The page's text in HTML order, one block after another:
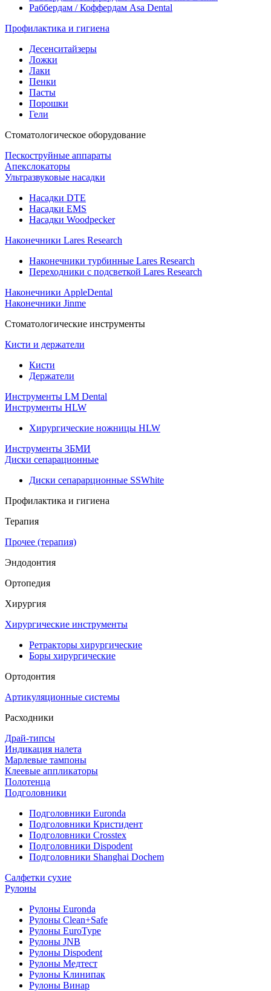
Раббердам / Коффердам Asa Dental
Профилактика и гигиена
Десенситайзеры
Ложки
Лаки
Пенки
Пасты
Порошки
Гели
Стоматологическое оборудование
Пескоструйные аппараты
Апекслокаторы
Ультразвуковые насадки
Насадки DTE
Насадки EMS
Насадки Woodpecker
Наконечники Lares Research
Наконечники турбинные Lares Research
Переходники с подсветкой Lares Research
Наконечники AppleDental
Наконечники Jinme
Стоматологические инструменты
Кисти и держатели
Кисти
Держатели
Инструменты LM Dental
Инструменты HLW
Хирургические ножницы HLW
Инструменты ЗБМИ
Диски сепарационные
Диски сепарарционные SSWhite
Профилактика и гигиена
Терапия
Прочее (терапия)
Эндодонтия
Ортопедия
Хирургия
Хирургические инструменты
Ретракторы хирургические
Боры хирургические
Ортодонтия
Артикуляционные системы
Расходники
Драй-типсы
Индикация налета
Марлевые тампоны
Клеевые аппликаторы
Полотенца
Подголовники
Подголовники Euronda
Подголовники Кристидент
Подголовники Crosstex
Подголовники Dispodent
Подголовники Shanghai Dochem
Салфетки сухие
Рулоны
Рулоны Euronda
Рулоны Clean+Safe
Рулоны EuroType
Рулоны JNB
Рулоны Dispodent
Рулоны Медтест
Рулоны Клинипак
Рулоны Винар